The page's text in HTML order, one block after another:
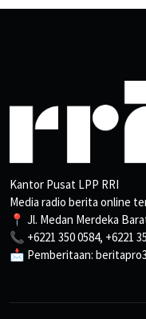
Kantor Pusat LPP RRI
Media radio berita online
📍 Jl. Medan Merdeka
📞 +6221 350 0584, +6221
📩 Pemberitaan: